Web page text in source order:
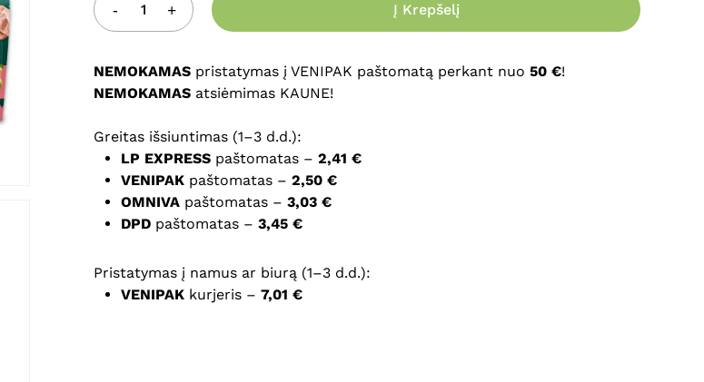
Į Krepšelį
NEMOKAMAS pristatymas į VENIPAK paštomatą perkant nuo 50 €!
NEMOKAMAS atsiėmimas KAUNE!
Greitas išsiuntimas (1–3 d.d.):
LP EXPRESS paštomatas – 2,41 €
VENIPAK paštomatas – 2,50 €
OMNIVA paštomatas – 3,03 €
DPD paštomatas – 3,45 €
Pristatymas į namus ar biurą (1–3 d.d.):
VENIPAK kurjeris – 7,01 €
puslapį, kad jų nebereiktų įvesti iš naujo, kai kitą kartą vėl norėsiu parašyti
komentarą.